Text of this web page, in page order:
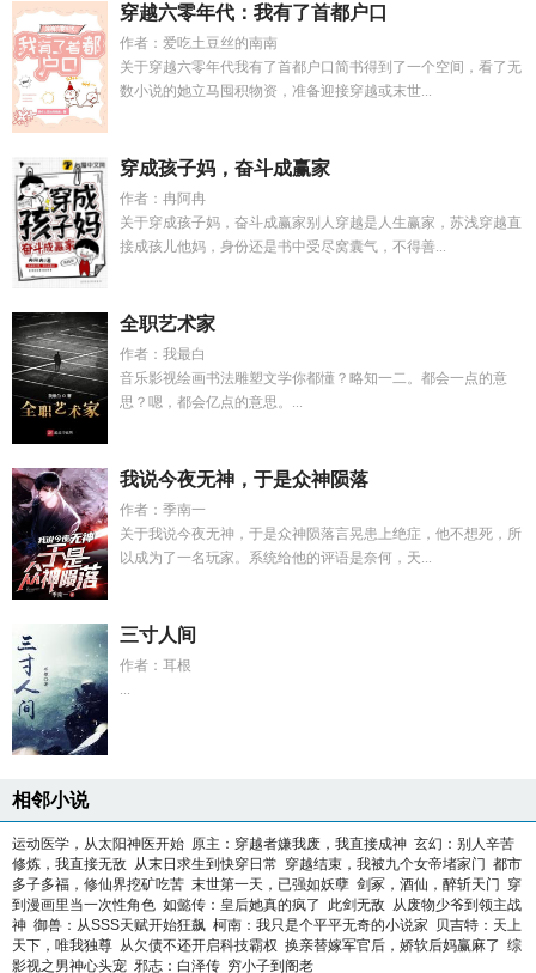
穿越六零年代：我有了首都户口
作者：爱吃土豆丝的南南
关于穿越六零年代我有了首都户口简书得到了一个空间，看了无
数小说的她立马囤积物资，准备迎接穿越或末世...
穿成孩子妈，奋斗成赢家
作者：冉阿冉
关于穿成孩子妈，奋斗成赢家别人穿越是人生赢家，苏浅穿越直
接成孩儿他妈，身份还是书中受尽窝囊气，不得善...
全职艺术家
作者：我最白
音乐影视绘画书法雕塑文学你都懂？略知一二。都会一点的意
思？嗯，都会亿点的意思。...
我说今夜无神，于是众神陨落
作者：季南一
关于我说今夜无神，于是众神陨落言晃患上绝症，他不想死，所
以成为了一名玩家。系统给他的评语是奈何，天...
三寸人间
作者：耳根
...
相邻小说
运动医学，从太阳神医开始 原主：穿越者嫌我废，我直接成神 玄幻：别人辛苦
修炼，我直接无敌 从末日求生到快穿日常 穿越结束，我被九个女帝堵家门 都市
多子多福，修仙界挖矿吃苦 末世第一天，已强如妖孽 剑冢，酒仙，醉斩天门 穿
到漫画里当一次性角色 如懿传：皇后她真的疯了 此剑无敌 从废物少爷到领主战
神 御兽：从SSS天赋开始狂飙 柯南：我只是个平平无奇的小说家
贝吉特：天上
天下，唯我独尊 从欠债不还开启科技霸权 换亲替嫁军官后，娇软后妈赢麻了 综
影视之男神心头宠 邪志：白泽传 穷小子到阁老